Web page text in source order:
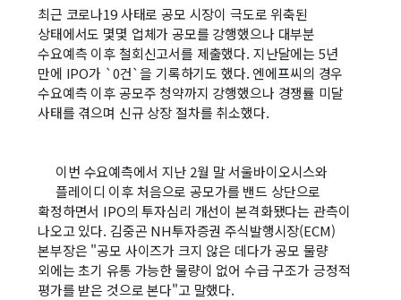
최근 코로나19 사태로 공모 시장이 극도로 위축된
상태에서도 몇몇 업체가 공모를 강행했으나 대부분
수요예측 이후 철회신고서를 제출했다. 지난달에는 5년
만에 IPO가 `0건`을 기록하기도 했다. 엔에프씨의 경우
수요예측 이후 공모주 청약까지 강행했으나 경쟁률 미달
사태를 겪으며 신규 상장 절차를 취소했다.
이번 수요예측에서 지난 2월 말 서울바이오시스와
플레이디 이후 처음으로 공모가를 밴드 상단으로
확정하면서 IPO의 투자심리 개선이 본격화됐다는 관측이
나오고 있다. 김중곤 NH투자증권 주식발행시장(ECM)
본부장은 "공모 사이즈가 크지 않은 데다가 공모 물량
외에는 초기 유통 가능한 물량이 없어 수급 구조가 긍정적
평가를 받은 것으로 본다"고 말했다.